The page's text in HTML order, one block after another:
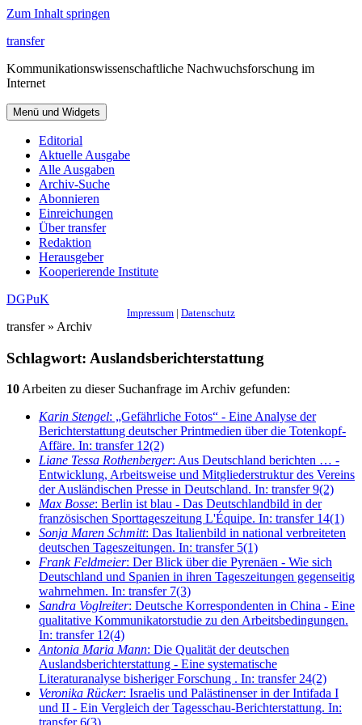
Zum Inhalt springen
transfer
Kommunikationswissenschaftliche Nachwuchsforschung im
Internet
Menü und Widgets
Editorial
Aktuelle Ausgabe
Alle Ausgaben
Archiv-Suche
Abonnieren
Einreichungen
Über transfer
Redaktion
Herausgeber
Kooperierende Institute
DGPuK
Impressum | Datenschutz
transfer » Archiv
Schlagwort: Auslandsberichterstattung
10Arbeiten zu dieser Suchanfrage im Archiv gefunden:
Karin Stengel: „Gefährliche Fotos“ - Eine Analyse der
Berichterstattung deutscher Printmedien über die Totenkopf-
Affäre. In: transfer 12(2)
Liane Tessa Rothenberger: Aus Deutschland berichten … -
Entwicklung, Arbeitsweise und Mitgliederstruktur des Vereins
der Ausländischen Presse in Deutschland. In: transfer 9(2)
Max Bosse: Berlin ist blau - Das Deutschlandbild in der
französischen Sporttageszeitung L'Équipe. In: transfer 14(1)
Sonja Maren Schmitt: Das Italienbild in national verbreiteten
deutschen Tageszeitungen. In: transfer 5(1)
Frank Feldmeier: Der Blick über die Pyrenäen - Wie sich
Deutschland und Spanien in ihren Tageszeitungen gegenseitig
wahrnehmen. In: transfer 7(3)
Sandra Voglreiter: Deutsche Korrespondenten in China - Eine
qualitative Kommunikatorstudie zu den Arbeitsbedingungen.
In: transfer 12(4)
Antonia Maria Mann: Die Qualität der deutschen
Auslandsberichterstattung - Eine systematische
Literaturanalyse bisheriger Forschung . In: transfer 24(2)
Veronika Rücker: Israelis und Palästinenser in der Intifada I
und II - Ein Vergleich der Tagesschau-Berichterstattung. In: